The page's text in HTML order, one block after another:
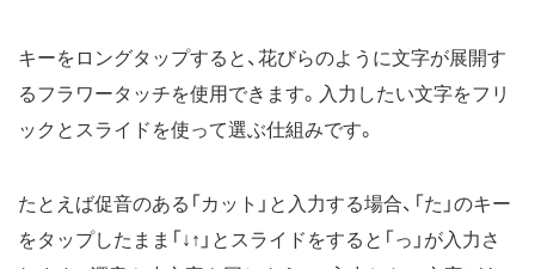
キーをロングタップすると、花びらのように文字が展開す
るフラワータッチを使用できます。入力したい文字をフリ
ックとスライドを使って選ぶ仕組みです。
たとえば促音のある「カット」と入力する場合、「た」のキー
をタップしたまま「↓↑」とスライドをすると「っ」が入力さ